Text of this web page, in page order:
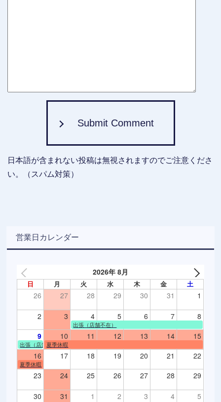
Submit Comment
日本語が含まれない投稿は無視されますのでご注意くださ
い。（スパム対策）
営業日カレンダー
2026年 8月
日 月 火 水 木 金 土
26 27 28 29 30 31 1
2 3 4 5 6 7 8
出張（店舗不在）
9 10 11 12 13 14 15
出張（店舗不在）
夏季休暇
16 17 18 19 20 21 22
夏季休暇
23 24 25 26 27 28 29
30 31 1 2 3 4 5